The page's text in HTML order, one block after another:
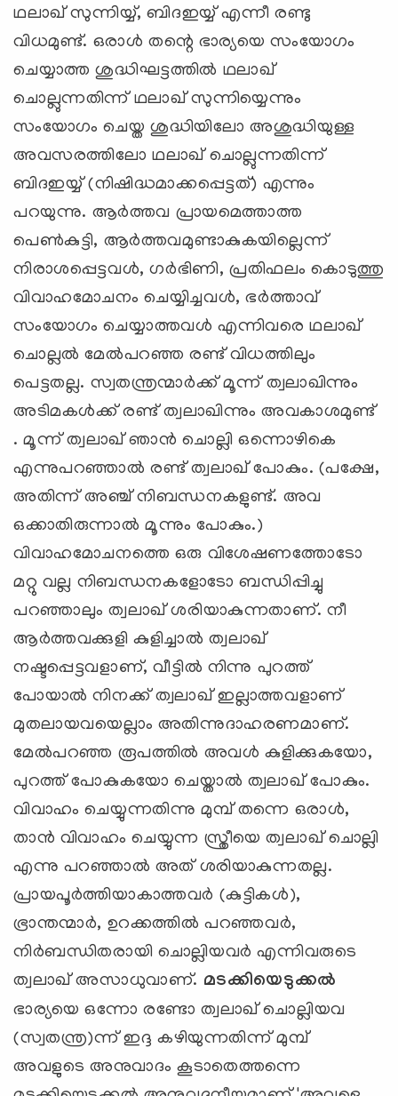
ഥലാഖ് സുന്നിയ്യ്, ബിദഇയ്യ് എന്നീ രണ്ടു
വിധമുണ്ട്. ഒരാള്‍ തന്റെ ഭാര്യയെ സംയോഗം
ചെയ്യാത്ത ശുദ്ധിഘട്ടത്തില്‍ ഥലാഖ്
ചൊല്ലുന്നതിന്ന് ഥലാഖ് സുന്നിയ്യെന്നും
സംയോഗം ചെയ്ത ശുദ്ധിയിലോ അശുദ്ധിയുള്ള
അവസരത്തിലോ ഥലാഖ് ചൊല്ലുന്നതിന്ന്
ബിദഇയ്യ് (നിഷിദ്ധമാക്കപ്പെട്ടത്) എന്നും
പറയുന്നു. ആര്‍ത്തവ പ്രായമെത്താത്ത
പെണ്‍കുട്ടി, ആര്‍ത്തവമുണ്ടാകുകയില്ലെന്ന്
നിരാശപ്പെട്ടവള്‍, ഗര്‍ഭിണി, പ്രതിഫലം കൊടുത്തു
വിവാഹമോചനം ചെയ്യിച്ചവള്‍, ഭര്‍ത്താവ്
സംയോഗം ചെയ്യാത്തവള്‍ എന്നിവരെ ഥലാഖ്
ചൊല്ലല്‍ മേല്‍പറഞ്ഞ രണ്ട് വിധത്തിലും
പെട്ടതല്ല. സ്വതന്ത്രന്മാര്‍ക്ക് മൂന്ന് ത്വലാഖിന്നും
അടിമകള്‍ക്ക് രണ്ട് ത്വലാഖിന്നും അവകാശമുണ്ട്
. മൂന്ന് ത്വലാഖ് ഞാന്‍ ചൊല്ലി ഒന്നൊഴികെ
എന്നുപറഞ്ഞാല്‍ രണ്ട് ത്വലാഖ് പോകും. (പക്ഷേ,
അതിന്ന് അഞ്ച് നിബന്ധനകളുണ്ട്. അവ
ഒക്കാതിരുന്നാല്‍ മൂന്നും പോകും.)
വിവാഹമോചനത്തെ ഒരു വിശേഷണത്തോടോ
മറ്റു വല്ല നിബന്ധനകളോടോ ബന്ധിപ്പിച്ചു
പറഞ്ഞാലും ത്വലാഖ് ശരിയാകുന്നതാണ്. നീ
ആര്‍ത്തവക്കുളി കുളിച്ചാല്‍ ത്വലാഖ്
നഷ്ടപ്പെട്ടവളാണ്, വീട്ടില്‍ നിന്നു പുറത്ത്
പോയാല്‍ നിനക്ക് ത്വലാഖ് ഇല്ലാത്തവളാണ്
മുതലായവയെല്ലാം അതിന്നുദാഹരണമാണ്.
മേല്‍പറഞ്ഞ രൂപത്തില്‍ അവള്‍ കുളിക്കുകയോ,
പുറത്ത് പോകുകയോ ചെയ്താല്‍ ത്വലാഖ് പോകും.
വിവാഹം ചെയ്യുന്നതിന്നു മുമ്പ് തന്നെ ഒരാള്‍,
താന്‍ വിവാഹം ചെയ്യുന്ന സ്ത്രീയെ ത്വലാഖ് ചൊല്ലി
എന്നു പറഞ്ഞാല്‍ അത് ശരിയാകുന്നതല്ല.
പ്രായപൂര്‍ത്തിയാകാത്തവര്‍ (കുട്ടികള്‍),
ഭ്രാന്തന്മാര്‍, ഉറക്കത്തില്‍ പറഞ്ഞവര്‍,
നിര്‍ബന്ധിതരായി ചൊല്ലിയവര്‍ എന്നിവരുടെ
ത്വലാഖ് അസാധുവാണ്. മടക്കിയെടുക്കല്‍
ഭാര്യയെ ഒന്നോ രണ്ടോ ത്വലാഖ് ചൊല്ലിയവ
(സ്വതന്ത്ര)ന്ന് ഇദ്ദ കഴിയുന്നതിന്ന് മുമ്പ്
അവളുടെ അനുവാദം കൂടാതെത്തന്നെ